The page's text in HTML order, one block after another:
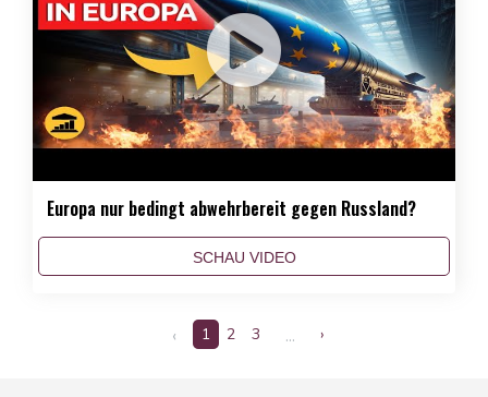
Europa nur bedingt abwehrbereit gegen Russland?
SCHAU VIDEO
‹ 1 2 3 ... ›